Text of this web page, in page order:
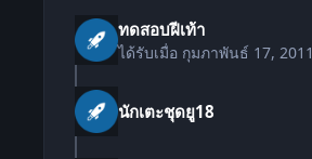
ทดสอบฝีเท้า
ได้รับเมื่อ กุมภาพันธ์ 17, 2011
นักเตะชุดยู18